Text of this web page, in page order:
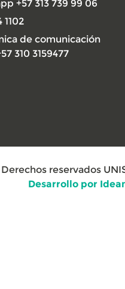
+57 313 739 99 06
1102
de comunicación
310 3159477
Derechos reservados
Desarrollo por